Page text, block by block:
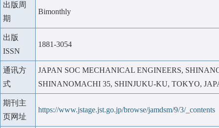
出版周
期
Bimonthly
出版
ISSN
1881-3054
通讯方
式
JAPAN SOC MECHANICAL ENGINEERS,
SHINANOMACHI 35, SHINJUKU-KU, TOKYO,
期刊主
页网址
https://www.jstage.jst.go.jp/browse/jamdsm/9/3/_contents